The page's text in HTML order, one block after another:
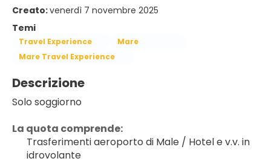
Creato:venerdì 7 novembre 2025
Temi
Travel Experience
Mare
Mare Travel Experience
Descrizione
Solo soggiorno
La quota comprende:
Trasferimenti aeroporto di Male / Hotel e v.v. in
idrovolante